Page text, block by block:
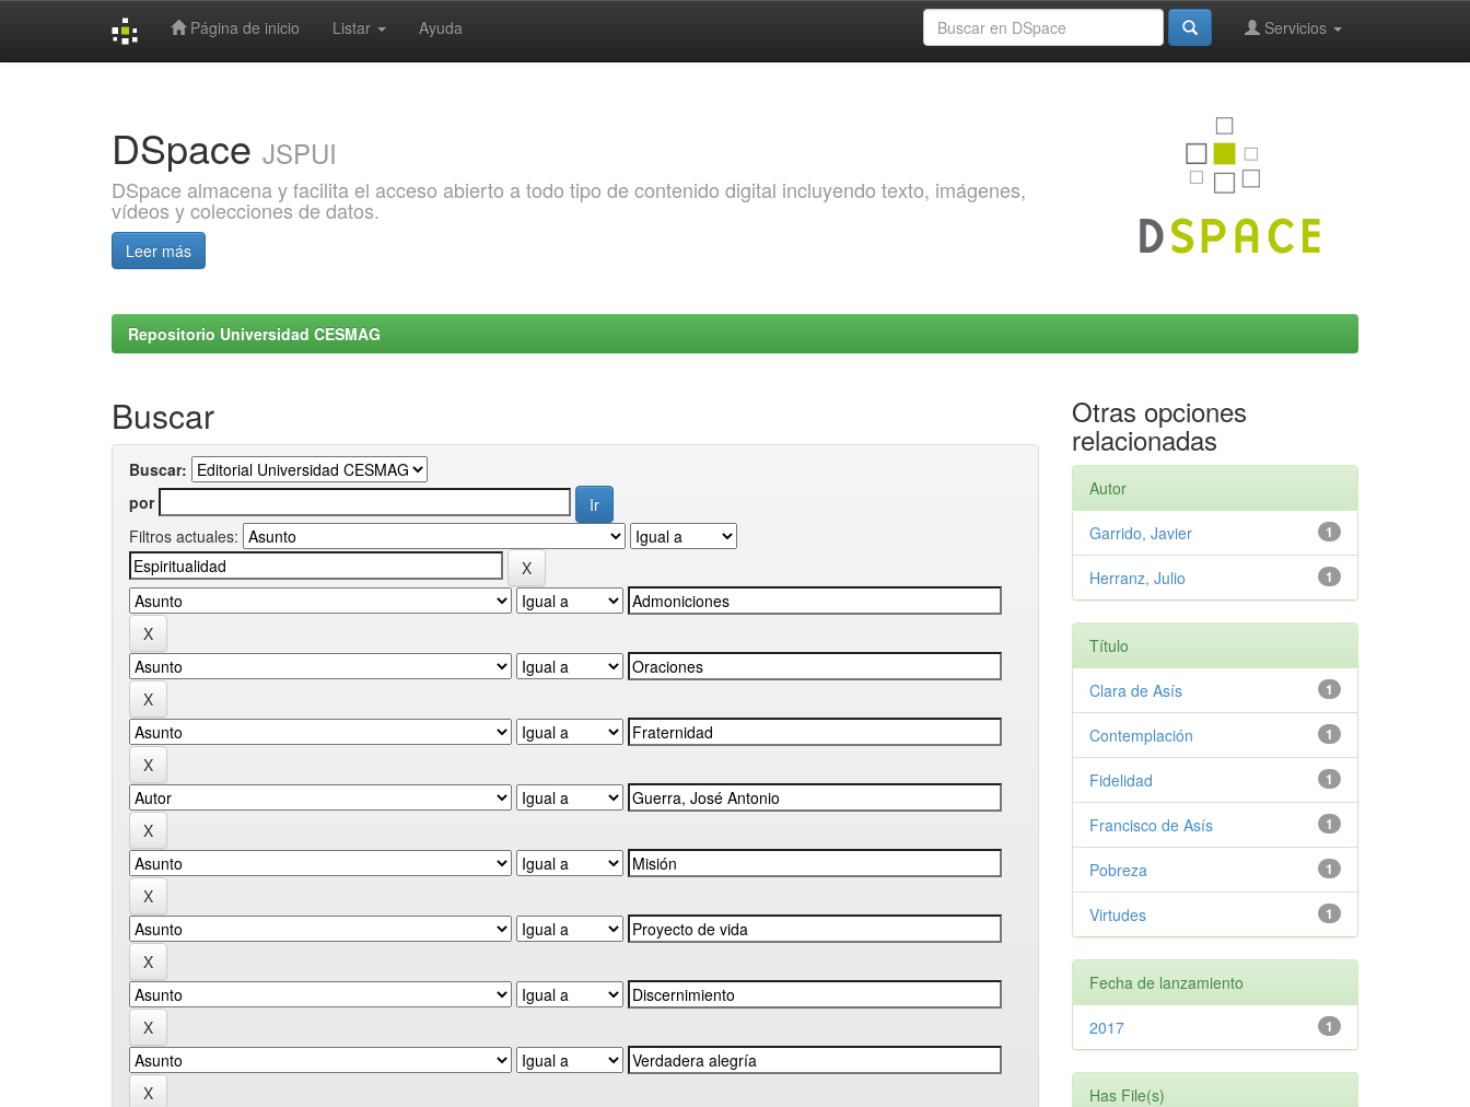
Página de inicio Listar Ayuda Servicios
DSpace JSPUI
DSpace almacena y facilita el acceso abierto a todo tipo de contenido digital incluyendo texto, imágenes,
vídeos y colecciones de datos.
Leer más
Repositorio Universidad CESMAG
Buscar
Buscar:
por
Filtros actuales:
Otras opciones
relacionadas
Autor
1
Garrido, Javier
1
Herranz, Julio
Título
1
Clara de Asís
1
Contemplación
1
Fidelidad
1
Francisco de Asís
1
Pobreza
1
Virtudes
Fecha de lanzamiento
1
2017
Has File(s)